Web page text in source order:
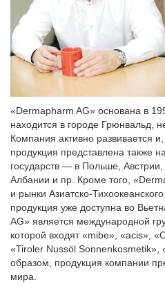
«Dermapharm AG» основана в
находится в городе Грюнвальд,
Компания активно развивается
продукция представлена также
государств — в Польше,
Албании и пр. Кроме того,
и рынки Азиатско-
продукция уже доступна во
AG» является международной
которой входят «mibe», «acis»,
«Tiroler Nussöl Sonnenkosmetik»,
образом, продукция компании
мира.